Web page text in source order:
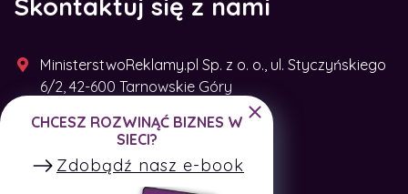
Skontaktuj się z nami
MinisterstwoReklamy.pl Sp. z o. o., ul. Styczyńskiego
6/2, 42-600 Tarnowskie Góry
+48 791 493 287
CHCESZ ROZWINĄĆ BIZNES W
SIECI?
Zdobądź nasz e-book